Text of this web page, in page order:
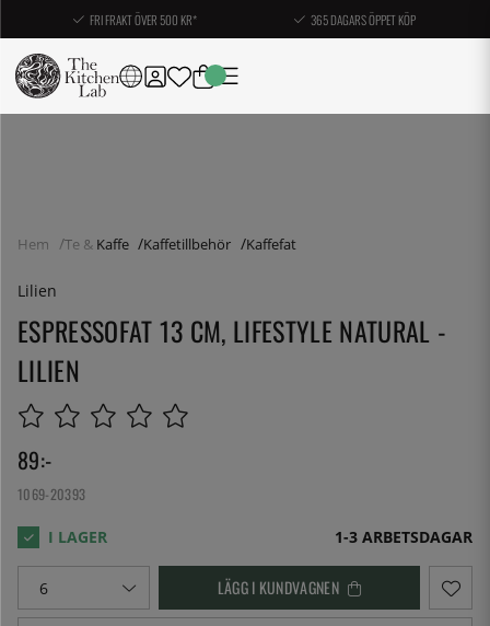
FRI FRAKT ÖVER 500 KR* 365 DAGARS ÖPPET KÖP
Hem Te & Kaffe Kaffetillbehör Kaffefat
Lilien
ESPRESSOFAT 13 CM, LIFESTYLE NATURAL -
LILIEN
89:-
1069-20393
1-3 ARBETSDAGAR
LÄGG I KUNDVAGNEN